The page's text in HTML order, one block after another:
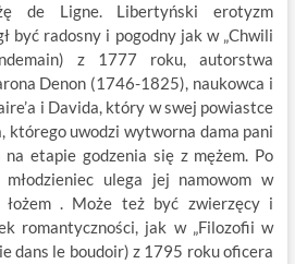
de Ligne. Libertyński erotyzm
być radosny i pogodny jak w „Chwili
z 1777 roku, autorstwa
Denon (1746-1825), naukowca i
i Davida, który w swej powiastce
którego uwodzi wytworna dama pani
etapie godzenia się z mężem. Po
młodzieniec ulega jej namowom w
. Może też być zwierzęcy i
romantyczności, jak w „Filozofii w
dans le boudoir) z 1795 roku oficera